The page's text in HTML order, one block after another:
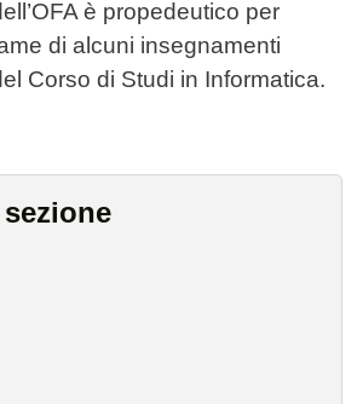
è propedeutico per
di alcuni insegnamenti
Corso di Studi in Informatica.